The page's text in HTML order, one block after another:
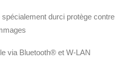
durci protège contre
via Bluetooth® et W-LAN